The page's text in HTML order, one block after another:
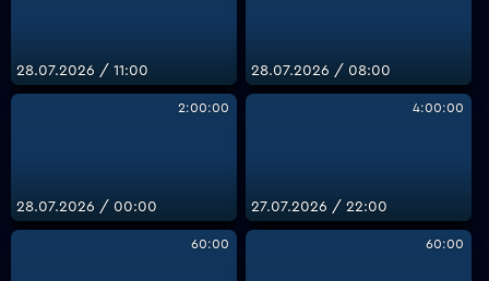
28.07.2026 / 11:00 28.07.2026 / 08:00
2:00:00
28.07.2026 / 00:00
4:00:00
27.07.2026 / 22:00
60:00 60:00